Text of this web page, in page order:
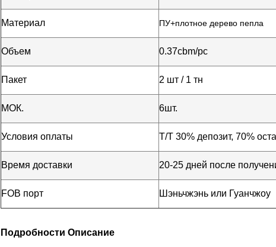
Материал ПУ+плотное дерево пепла
Объем 0.37cbm/pc
Пакет 2 шт / 1 тн
МОК. 6шт.
Условия оплаты Т/Т 30% депозит, 70%
Время доставки 20-25 дней после
FOB порт Шэньчжэнь или Гуанчжоу
Подробности Описание